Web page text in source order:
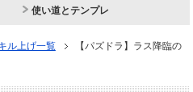
使い道とテンプレ
ル上げ一覧
【パズドラ】ラス降臨の